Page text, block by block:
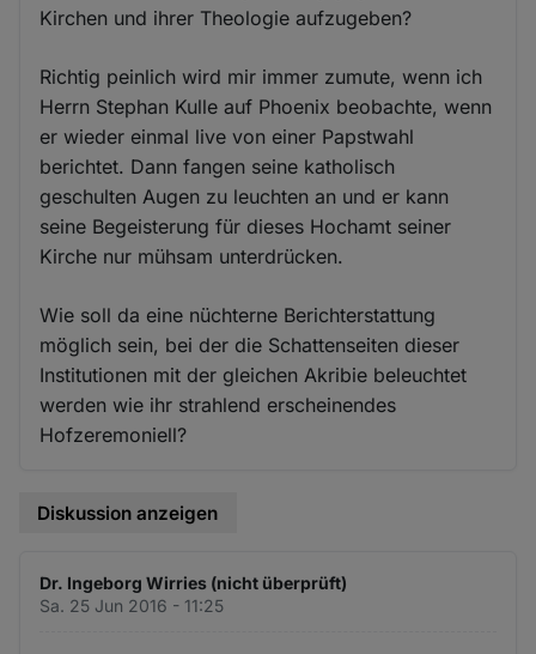
Kirchen und ihrer Theologie aufzugeben?
Richtig peinlich wird mir immer zumute, wenn ich
Herrn Stephan Kulle auf Phoenix beobachte, wenn
er wieder einmal live von einer Papstwahl
berichtet. Dann fangen seine katholisch
geschulten Augen zu leuchten an und er kann
seine Begeisterung für dieses Hochamt seiner
Kirche nur mühsam unterdrücken.
Wie soll da eine nüchterne Berichterstattung
möglich sein, bei der die Schattenseiten dieser
Institutionen mit der gleichen Akribie beleuchtet
werden wie ihr strahlend erscheinendes
Hofzeremoniell?
Diskussion anzeigen
Dr. Ingeborg Wirries (nicht überprüft)
Sa. 25 Jun 2016 - 11:25